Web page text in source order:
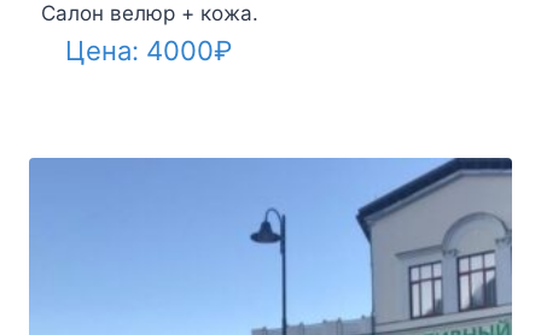
Салон велюр + кожа.
Цена: 4000₽